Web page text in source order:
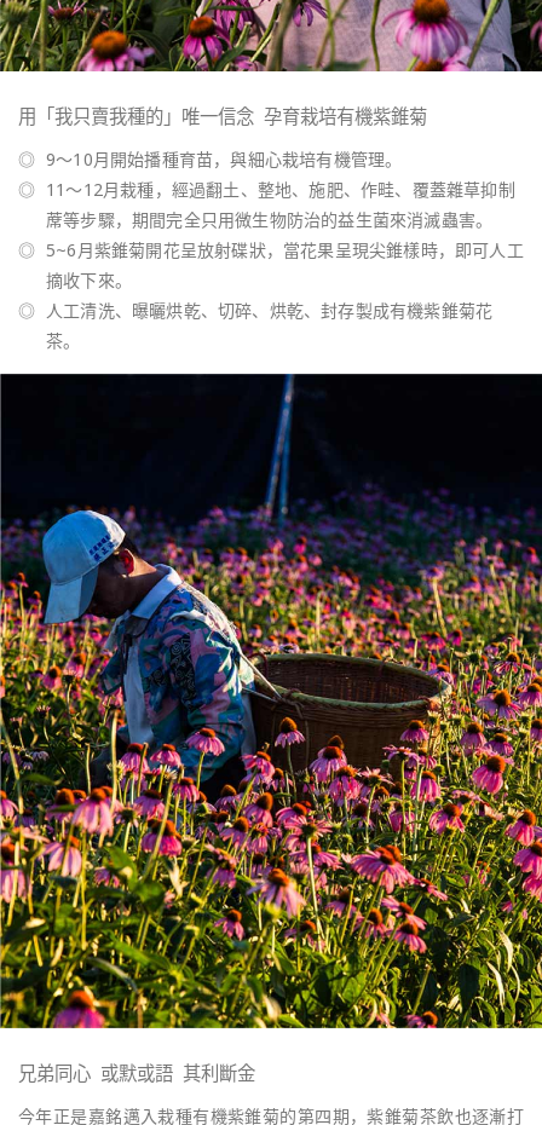
用「我只賣我種的」唯一信念 孕育栽培有機紫錐菊
◎ 9～10月開始播種育苗，與細心栽培有機管理。
◎ 11～12月栽種，經過翻土、整地、施肥、作畦、覆蓋雜草抑制
蓆等步驟，期間完全只用微生物防治的益生菌來消滅蟲害。
◎ 5~6月紫錐菊開花呈放射碟狀，當花果呈現尖錐樣時，即可人工
摘收下來。
◎ 人工清洗、曝曬烘乾、切碎、烘乾、封存製成有機紫錐菊花
茶。
兄弟同心 或默或語 其利斷金
今年正是嘉銘邁入栽種有機紫錐菊的第四期，紫錐菊茶飲也逐漸打